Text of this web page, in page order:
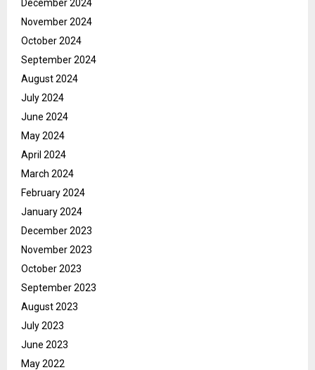
December 2024
November 2024
October 2024
September 2024
August 2024
July 2024
June 2024
May 2024
April 2024
March 2024
February 2024
January 2024
December 2023
November 2023
October 2023
September 2023
August 2023
July 2023
June 2023
May 2022